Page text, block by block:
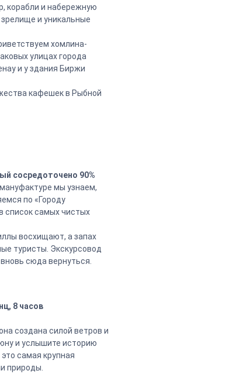
корабли и набережную
и уникальные
хомлина-
улицах города
и у здания Биржи
кафешек в Рыбной
сосредоточено 90%
мы узнаем,
по «Городу
список самых чистых
восхищают, а запах
туристы. Экскурсовод
сюда вернуться.
8 часов
создана силой ветров и
и услышите историю
самая крупная
природы.